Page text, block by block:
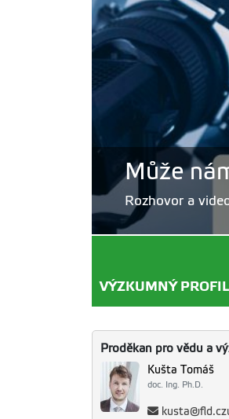
Může
Rozhovor a
VÝZKUMNÝ
Proděkan pro vědu a
Kušta Tomáš
doc. Ing. Ph.D.